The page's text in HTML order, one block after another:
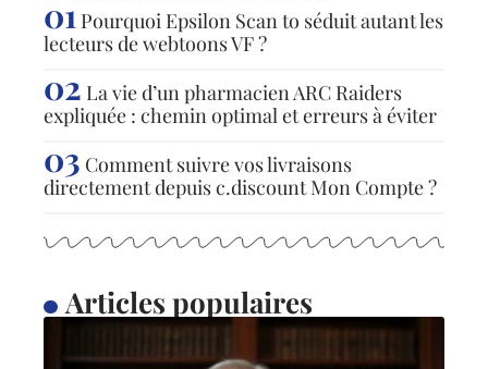
Pourquoi Epsilon Scan to séduit autant les
lecteurs de webtoons VF ?
La vie d’un pharmacien ARC Raiders
expliquée : chemin optimal et erreurs à éviter
Comment suivre vos livraisons
directement depuis c.discount Mon Compte ?
Articles populaires